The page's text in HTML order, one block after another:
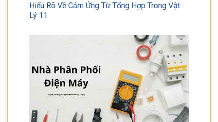
Hiểu Rõ Về Cảm Ứng Từ Tổng Hợp Trong Vật
Lý 11